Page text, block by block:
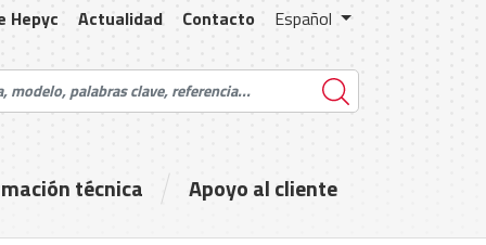
Hepyc Actualidad Contacto Español
técnica Apoyo al cliente